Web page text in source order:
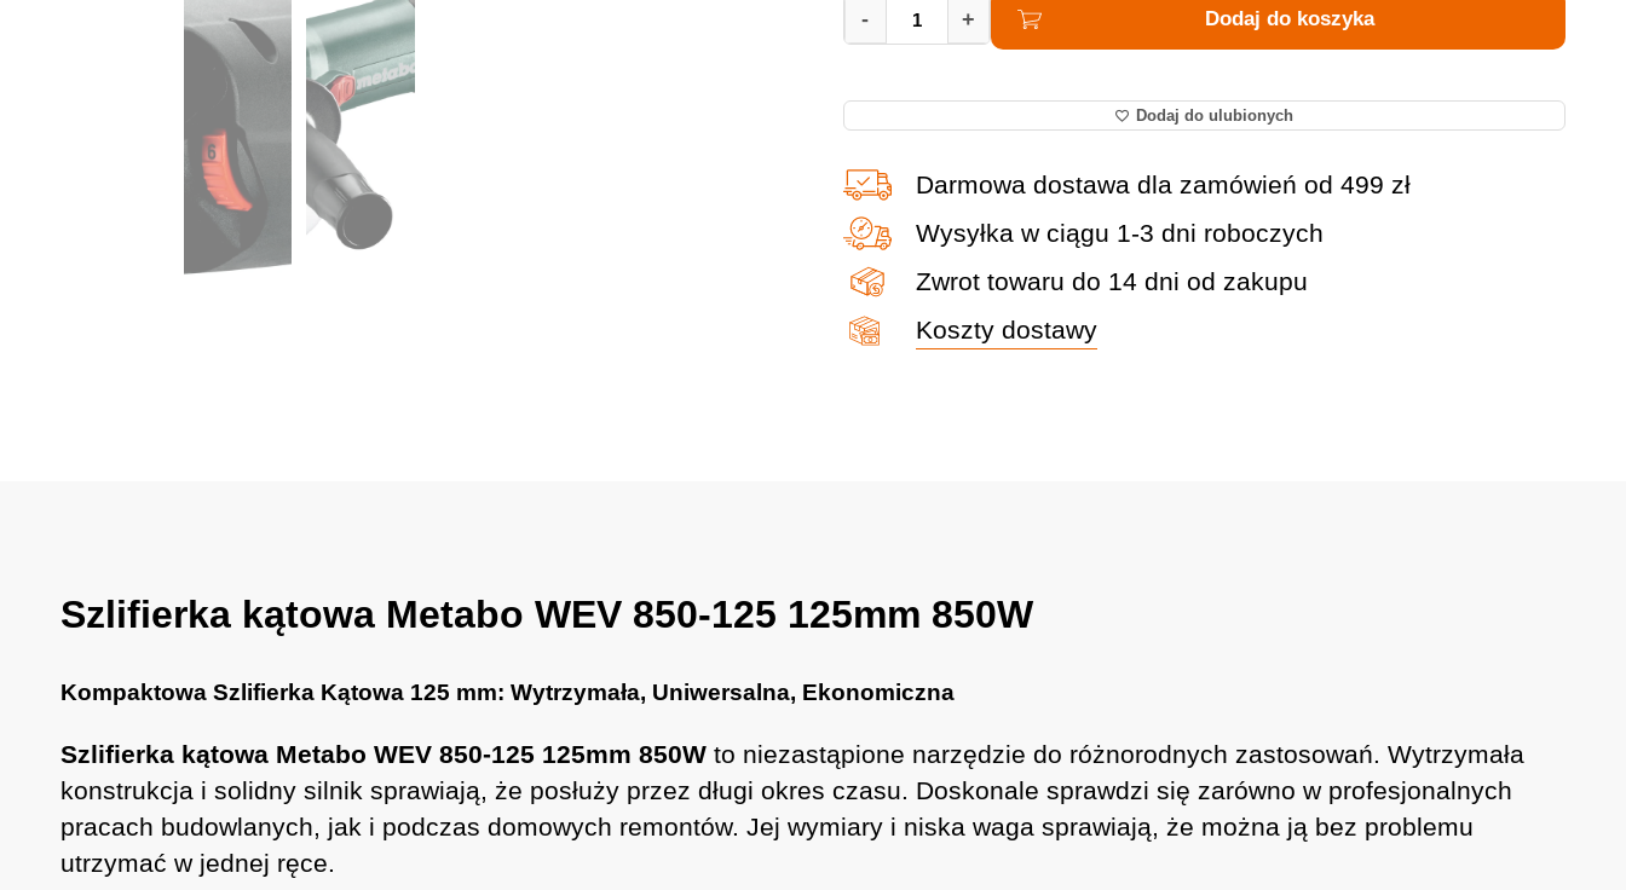
Szlifierka
kątowa
125
125mm
850W
reg.
obrotów
- + Dodaj do koszyka
Dodaj do ulubionych
Darmowa dostawa dla zamówień od 499 zł
Wysyłka w ciągu 1-3 dni roboczych
Zwrot towaru do 14 dni od zakupu
Koszty dostawy
Szlifierka kątowa Metabo WEV 850-125 125mm 850W
Kompaktowa Szlifierka Kątowa 125 mm: Wytrzymała, Uniwersalna, Ekonomiczna
Szlifierka kątowa Metabo WEV 850-125 125mm 850W to niezastąpione narzędzie do różnorodnych zastosowań. Wytrzymała
konstrukcja i solidny silnik sprawiają, że posłuży przez długi okres czasu. Doskonale sprawdzi się zarówno w profesjonalnych
pracach budowlanych, jak i podczas domowych remontów. Jej wymiary i niska waga sprawiają, że można ją bez problemu
utrzymać w jednej ręce.